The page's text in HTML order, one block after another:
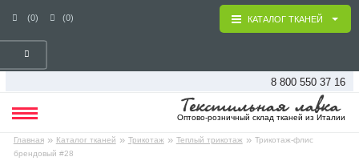
(0) (0)
8 800 550 37 16
Оптово-розничный склад тканей из Италии
Главная » Каталог тканей » Трикотаж » Теплый трикотаж » Трикотаж-флис
брендовый #28
КАТАЛОГ ТКАНЕЙ